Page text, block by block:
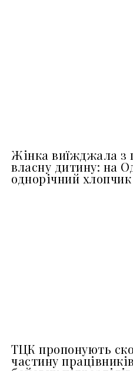
Жінка виїжджала з
власну дитину: на
однорічний хлопчик
ТЦК пропонують
частину